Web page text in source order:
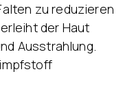
zu reduzieren
der Haut
Ausstrahlung.